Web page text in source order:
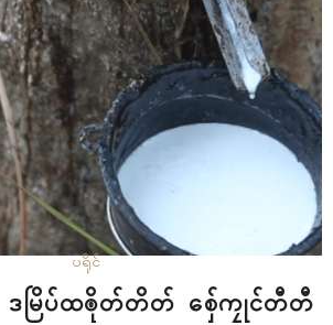
ပရိုၚ်
ဒမြိပ်ထၜိုတ်တိတ် စှ်ေကၠုၚ်တီတီ